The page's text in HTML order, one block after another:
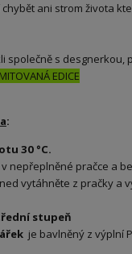
ani strom života
společně s desgnerkou,
EDICE
:
30 °C.
nepřeplněné pračce a
vytáhněte z pračky a
stupeň
je bavlněný z výplní